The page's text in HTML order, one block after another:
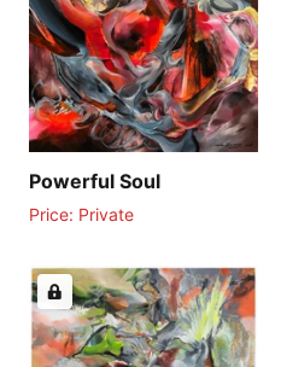
Powerful Soul
Price: Private